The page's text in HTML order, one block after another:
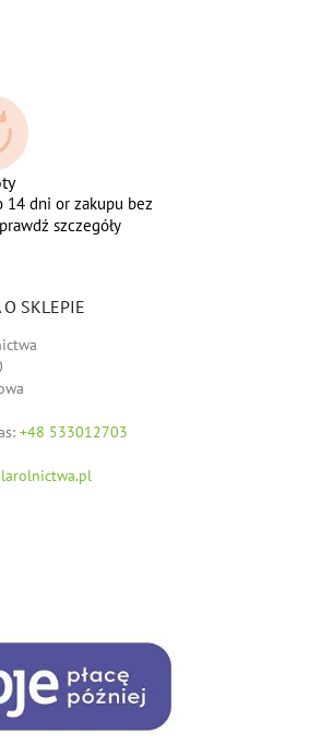
14 dni or zakupu bez
szczegóły
O SKLEPIE
+48 533012703